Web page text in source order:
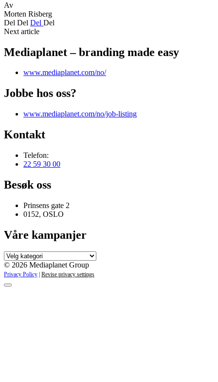
Av
Morten Risberg
Del Del Del Del
Next article
Mediaplanet – branding made easy
www.mediaplanet.com/no/
Jobbe hos oss?
www.mediaplanet.com/no/job-listing
Kontakt
Telefon:
22 59 30 00
Besøk oss
Prinsens gate 2
0152, OSLO
Våre kampanjer
Våre
kampanjer
© 2026 Mediaplanet Group
Privacy Policy | Revise privacy settings